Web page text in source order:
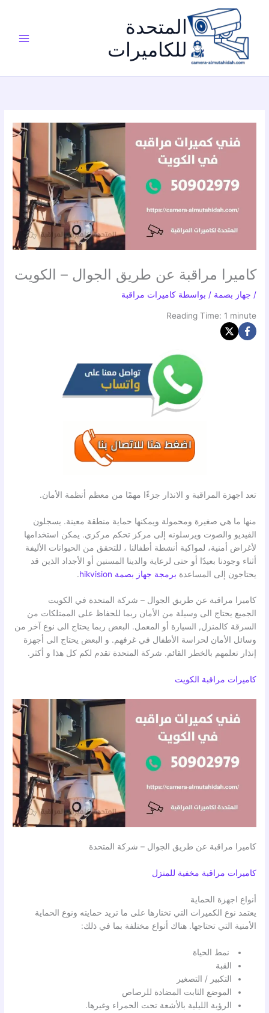
المتحدة
للكاميرات
كاميرا مراقبة عن طريق الجوال – الكويت
/ جهاز بصمة / بواسطة كاميرات مراقبة
Reading Time: 1 minute
تعد اجهزة المراقبة و الانذار جزءًا مهمًا من معظم أنظمة الأمان.
منها ما هي صغيرة ومحمولة ويمكنها حماية منطقة معينة. يسجلون
الفيديو والصوت ويرسلونه إلى مركز تحكم مركزي. يمكن استخدامها
لأغراض أمنية، لمواكبة أنشطة أطفالنا ، للتحقق من الحيوانات الأليفة
أثناء وجودنا بعيدًا أو حتى لرعاية والدينا المسنين أو الأجداد الذين قد
يحتاجون إلى المساعدة برمجة جهاز بصمة hikvision .
كاميرا مراقبة عن طريق الجوال – شركة المتحدة في الكويت
الجميع يحتاج الى وسيلة من الأمان ربما للحفاظ على الممتلكات من
السرقة كالمنزل, السيارة أو المعمل. البعض ربما يحتاج الى نوع آخر من
وسائل الأمان لحراسة الأطفال في غرفهم. و البعض يحتاج الى أجهزة
إنذار تعلمهم بالخطر القائم. شركة المتحدة تقدم لكم كل هذا و أكثر.
كاميرات مراقبة الكويت
كاميرا مراقبة عن طريق الجوال – شركة المتحدة
كاميرات مراقبة مخفية للمنزل
أنواع اجهزة الحماية
يعتمد نوع الكميرات التي تختارها على ما تريد حمايته ونوع الحماية
الأمنية التي تحتاجها. هناك أنواع مختلفة بما في ذلك:
نمط الحياة
القبة
التكبير / التصغير
الموضع الثابت المضادة للرصاص
الرؤية الليلية بالأشعة تحت الحمراء وغيرها.